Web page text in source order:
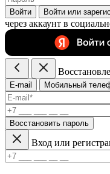
Войти Войти или
через аккаунт в
E-mail Мобильный
Восстановить пароль
Вход или